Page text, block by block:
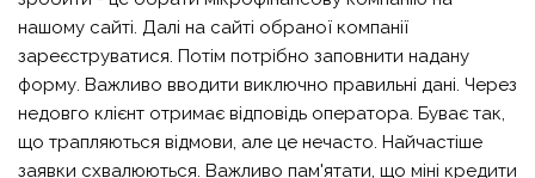
нашому сайті. Далі на сайті обраної компанії
зареєструватися. Потім потрібно заповнити надану
форму. Важливо вводити виключно правильні дані. Через
недовго клієнт отримає відповідь оператора. Буває так,
що трапляються відмови, але це нечасто. Найчастіше
заявки схвалюються. Важливо пам'ятати, що міні кредити